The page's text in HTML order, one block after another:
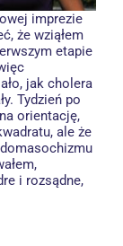
imprezie
że wziąłem
etapie
jak cholera
Tydzień po
orientację,
ale że
i rozsądne,